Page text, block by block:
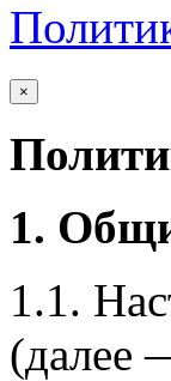
×
1.
1.1.
(далее